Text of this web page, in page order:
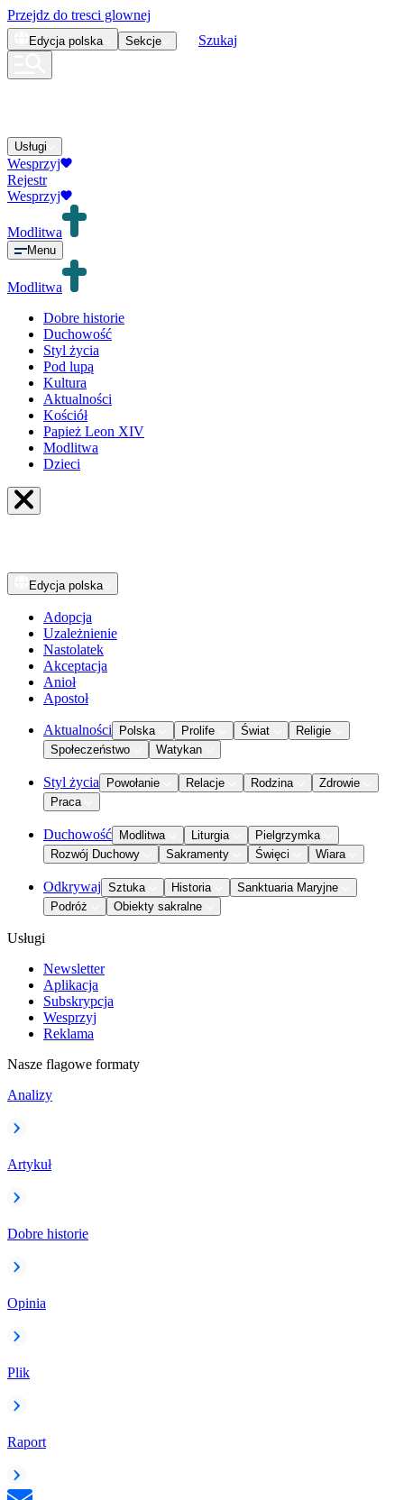
Przejdz do tresci glownej
Edycja polska Sekcje Szukaj
Usługi
Wesprzyj
Rejestr
Wesprzyj
Modlitwa
Menu
Modlitwa
Dobre historie
Duchowość
Styl życia
Pod lupą
Kultura
Aktualności
Kościół
Papież Leon XIV
Modlitwa
Dzieci
Edycja polska
Adopcja
Uzależnienie
Nastolatek
Akceptacja
Anioł
Apostoł
Aktualności Polska Prolife Świat
Religie
Społeczeństwo
Watykan
Styl życia Powołanie Relacje Rodzina
Zdrowie
Praca
Duchowość Modlitwa Liturgia
Pielgrzymka
Rozwój Duchowy
Sakramenty Święci Wiara
Odkrywaj Sztuka Historia
Sanktuaria Maryjne
Podróż
Obiekty sakralne
Usługi
Newsletter
Aplikacja
Subskrypcja
Wesprzyj
Reklama
Nasze flagowe formaty
Analizy
Artykuł
Dobre historie
Opinia
Plik
Raport